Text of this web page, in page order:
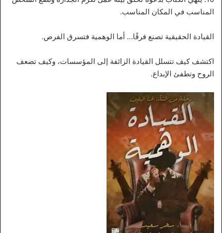
المناسب في المكان المناسب.
القيادة الحقيقية تصنع فرقًا… أما الوهمية فتسرق الفرص.
اكتشف كيف تتسلل القيادة الزائفة إلى المؤسسات، وكيف تضعف
الروح وتطفئ الإبداع.